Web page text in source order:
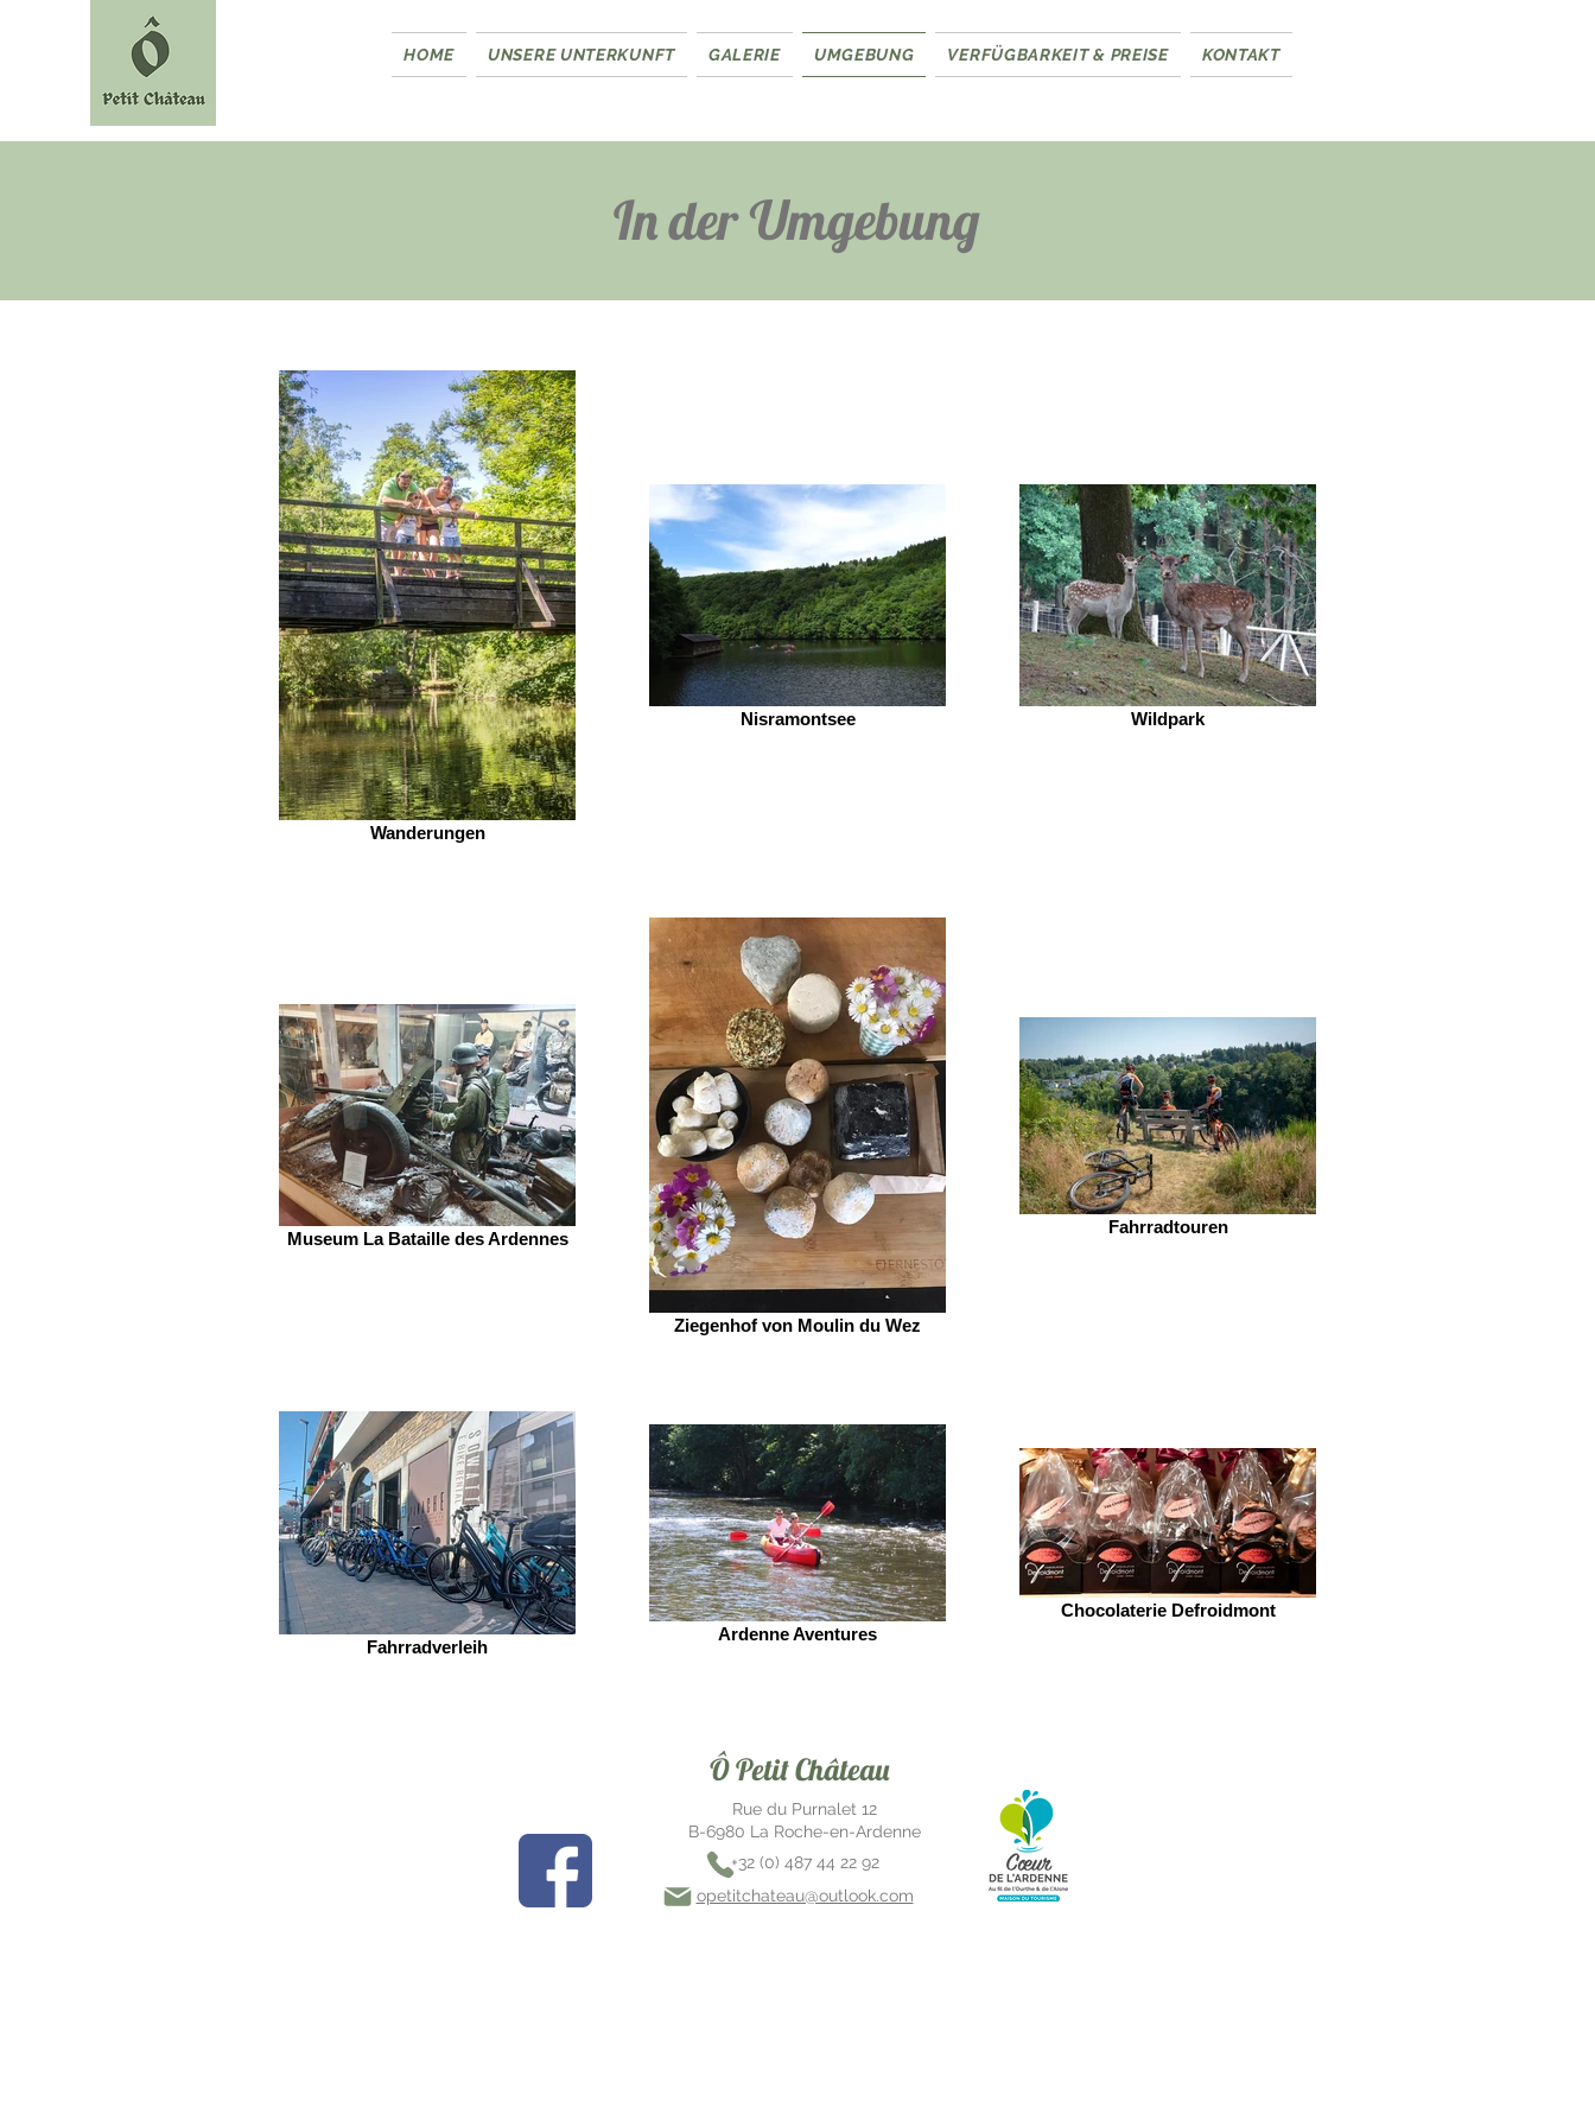
HOME UNSERE UNTERKUNFT GALERIE UMGEBUNG VERFÜGBARKEIT & PREISE KONTAKT
In der Umgebung
Wanderungen
Nisramontsee Wildpark
Museum La Bataille des Ardennes
Ziegenhof von Moulin du Wez
Fahrradtouren
Fahrradverleih
Ardenne Aventures
Chocolaterie Defroidmont
Ô Petit Château
Rue du Purnalet 12
B-6980 La Roche-en-Ardenne
+32 (0) 487 44 22 92
opetitchateau@outlook.com